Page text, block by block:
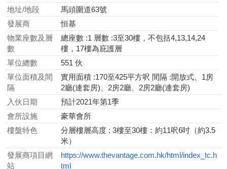
地址/地段
馬頭圍道63號
發展商
恒基
物業座數及層
數
總座數 :1 層數 :3至30樓，不包括4,13,14,24
樓，17樓為庇護層
單位總數
551 伙
單位面積及間
隔
實用面積 :170至425平方呎 間隔 :開放式、1房
2廳(連套房)、2房2廳、2房2廳(連套房)
入伙日期
預計2021年第1季
會所設施
豪華會所
樓盤特色
分層樓層高度 : 3樓至30樓：約11呎6吋（約3.5
米）
發展商項目網
站
https://www.thevantage.com.hk/html/index_tc.h
tml